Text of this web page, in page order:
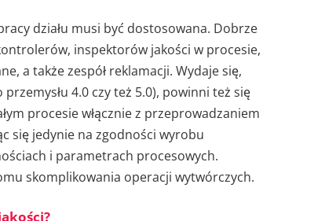
działu musi być dostosowana. Dobrze
inspektorów jakości w procesie,
a także zespół reklamacji. Wydaje się,
4.0 czy też 5.0), powinni też się
procesie włącznie z przeprowadzaniem
się jedynie na zgodności wyrobu
i parametrach procesowych.
skomplikowania operacji wytwórczych.